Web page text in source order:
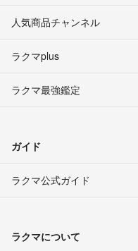
人気商品チャンネル
ラクマplus
ラクマ最強鑑定
ガイド
ラクマ公式ガイド
ラクマについて